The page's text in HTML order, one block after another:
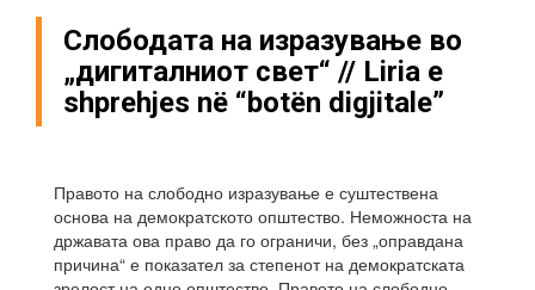
Слободата на изразување во
„дигиталниот свет“ // Liria e
shprehjes në “botën digjitale”
Правото на слободно изразување е суштествена
основа на демократското општество. Неможноста на
државата ова право да го ограничи, без „оправдана
причина“ е показател за степенот на демократската